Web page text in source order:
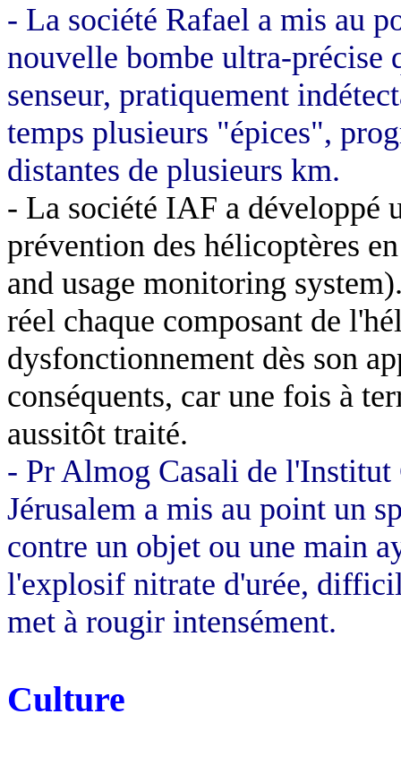
- La société Rafael a mis au
nouvelle bombe ultra-précise
senseur, pratiquement
temps plusieurs "épices",
distantes de plusieurs km.
- La société IAF a développé
prévention des hélicoptères
and usage monitoring
réel chaque composant de
dysfonctionnement dès son
conséquents, car une fois à
aussitôt traité.
- Pr Almog Casali de l'Institut
Jérusalem a mis au point un
contre un objet ou une main
l'explosif nitrate d'urée,
met à rougir intensément.
Culture